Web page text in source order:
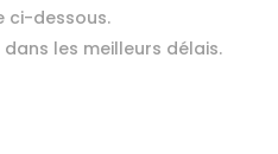
ci-dessous.
les meilleurs délais.